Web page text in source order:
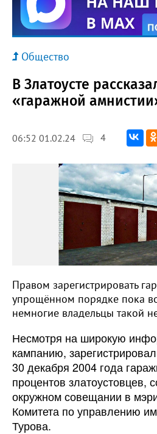
Общество
В Златоусте
«гаражной
06:52 01.02.24 4
Правом зарегистрировать
упрощённом порядке пока
немногие владельцы такой
Несмотря на широкую
кампанию,
30 декабря 2004 года
процентов златоустовцев,
окружном совещании в
Комитета по управлению
Турова.